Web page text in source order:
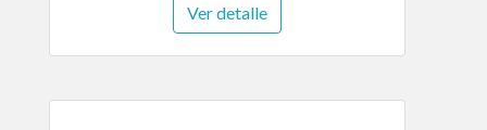
Ver detalle